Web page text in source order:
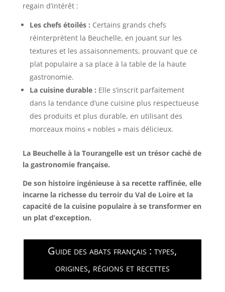
regain d’intérêt :
Les chefs étoilés : Certains grands chefs
réinterprètent la Beuchelle, en jouant sur les
textures et les assaisonnements, prouvant que ce
plat populaire a sa place à la table de la haute
gastronomie.
La cuisine durable : Elle s’inscrit parfaitement
dans la tendance d’une cuisine plus respectueuse
des produits et plus durable, en utilisant des
morceaux moins « nobles » mais délicieux.
La Beuchelle à la Tourangelle est un trésor caché de
la gastronomie française.
De son histoire ingénieuse à sa recette raffinée, elle
incarne la richesse du terroir du Val de Loire et la
capacité de la cuisine populaire à se transformer en
un plat d’exception.
Guide des abats français : types,
origines, régions et recettes